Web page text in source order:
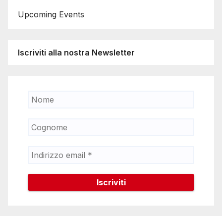
Upcoming Events
Iscriviti alla nostra Newsletter